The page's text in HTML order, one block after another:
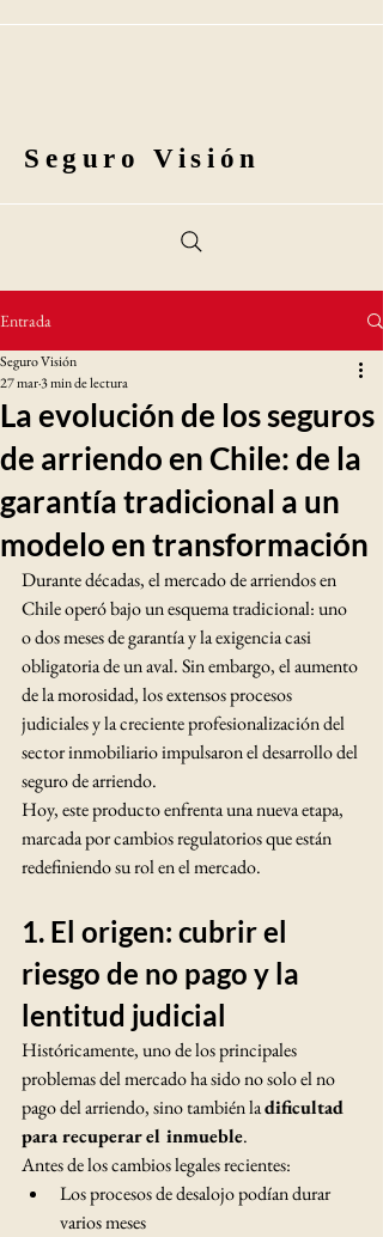
Seguro Visión
Entrada
La evolución de los seguros
de arriendo en Chile: de la
garantía tradicional a un
modelo en transformación
Seguro Visión
27 mar3 min de lectura
Durante décadas, el mercado de arriendos en
Chile operó bajo un esquema tradicional: uno
o dos meses de garantía y la exigencia casi
obligatoria de un aval. Sin embargo, el aumento
de la morosidad, los extensos procesos
judiciales y la creciente profesionalización del
sector inmobiliario impulsaron el desarrollo del
seguro de arriendo.
Hoy, este producto enfrenta una nueva etapa,
marcada por cambios regulatorios que están
redefiniendo su rol en el mercado.
1. El origen: cubrir el
riesgo de no pago y la
lentitud judicial
Históricamente, uno de los principales
problemas del mercado ha sido no solo el no
pago del arriendo, sino también la dificultad
para recuperar el inmueble.
Antes de los cambios legales recientes:
Los procesos de desalojo podían durar
varios meses